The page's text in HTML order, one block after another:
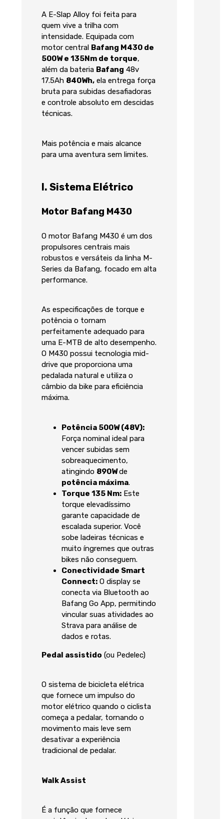
A E-Slap Alloy foi feita para
quem vive a trilha com
intensidade. Equipada com
motor central Bafang M430 de
500W e 135Nm de torque,
além da bateria Bafang 48v
17.5Ah 840Wh,ela entrega força
bruta para subidas desafiadoras
e controle absoluto em descidas
técnicas.
Mais potência e mais alcance
para uma aventura sem limites.
I. Sistema Elétrico
Motor Bafang M430
O motor Bafang M430 é um dos
propulsores centrais mais
robustos e versáteis da linha M-
Series da Bafang, focado em alta
performance.
As especificações de torque e
potência o tornam
perfeitamente adequado para
uma E-MTB de alto desempenho.
O M430 possui tecnologia mid-
drive que proporciona uma
pedalada natural e utiliza o
câmbio da bike para eficiência
máxima.
Potência 500W (48V):
Força nominal ideal para
vencer subidas sem
sobreaquecimento,
atingindo 890Wde
potência máxima.
Torque 135 Nm:Este
torque elevadíssimo
garante capacidade de
escalada superior. Você
sobe ladeiras técnicas e
muito íngremes que outras
bikes não conseguem.
Conectividade Smart
Connect:O display se
conecta via Bluetooth ao
Bafang Go App, permitindo
vincular suas atividades ao
Strava para análise de
dados e rotas.
Pedal assistido (ou Pedelec)
O sistema de bicicleta elétrica
que fornece um impulso do
motor elétrico quando o ciclista
começa a pedalar, tornando o
movimento mais leve sem
desativar a experiência
tradicional de pedalar.
Walk Assist
É a função que fornece